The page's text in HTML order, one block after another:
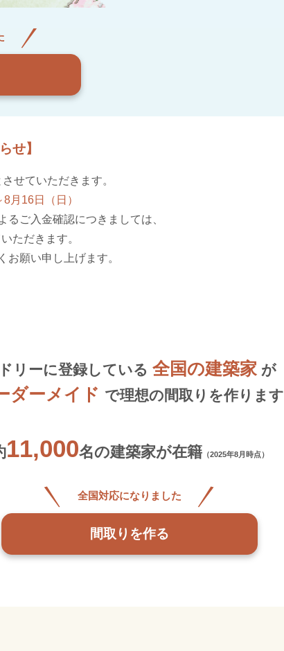
せ】
せていただきます。
月16日（日）
ご入金確認につきましては、
ただきます。
お願い申し上げます。
リーに登録している全国の建築家 が
ダーメイド で理想の間取りを作ります
11,000名の建築家が在籍（2025年8月時点）
全国対応になりました
間取りを作る